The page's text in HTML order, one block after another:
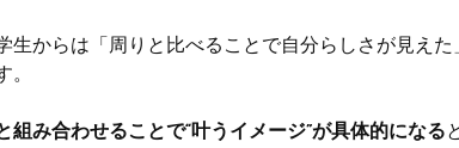
生からは「周りと比べることで自分らしさが見え
。
組み合わせることで“叶うイメージ”が具体的になる